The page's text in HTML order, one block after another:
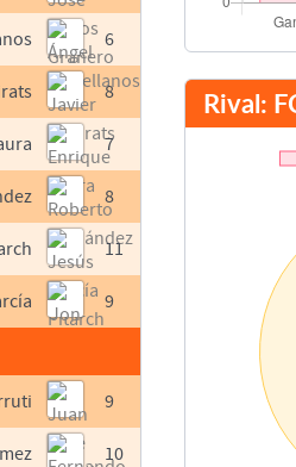
6
8
7
8
11
9
9
10
Rival: